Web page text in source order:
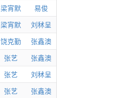
梁宵默
易俊
梁宵默
刘秫呈
饶克勤
张鑫澳
张艺
张鑫澳
张艺
刘秫呈
张艺
张鑫澳